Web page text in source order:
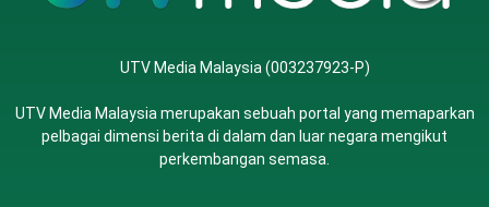
UTV Media Malaysia (003237923-P)
UTV Media Malaysia merupakan sebuah portal yang memaparkan
pelbagai dimensi berita di dalam dan luar negara mengikut
perkembangan semasa.